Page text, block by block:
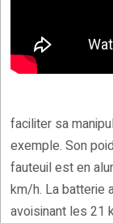
faciliter sa
exemple. Son
fauteuil est en
km/h. La batterie
avoisinant les 21